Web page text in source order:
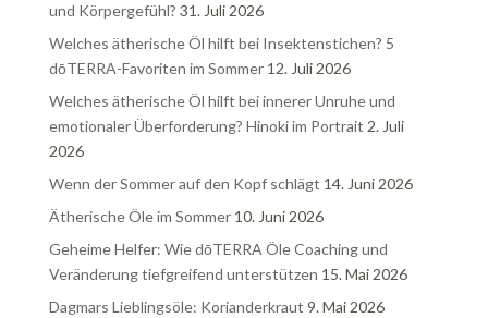
und Körpergefühl? 31. Juli 2026
Welches ätherische Öl hilft bei Insektenstichen? 5
dōTERRA-Favoriten im Sommer 12. Juli 2026
Welches ätherische Öl hilft bei innerer Unruhe und
emotionaler Überforderung? Hinoki im Portrait 2. Juli
2026
Wenn der Sommer auf den Kopf schlägt 14. Juni 2026
Ätherische Öle im Sommer 10. Juni 2026
Geheime Helfer: Wie dōTERRA Öle Coaching und
Veränderung tiefgreifend unterstützen 15. Mai 2026
Dagmars Lieblingsöle: Korianderkraut 9. Mai 2026